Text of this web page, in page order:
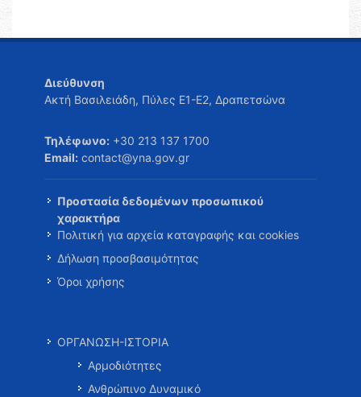
Διεύθυνση
Ακτή Βασιλειάδη, Πύλες Ε1-Ε2, Δραπετσώνα
Τηλέφωνο: +30 213 137 1700
Email: contact@yna.gov.gr
Προστασία δεδομένων προσωπικού
χαρακτήρα
Πολιτική για αρχεία καταγραφής και cookies
Δήλωση προσβασιμότητας
Όροι χρήσης
ΟΡΓΑΝΩΣΗ-ΙΣΤΟΡΙΑ
Αρμοδιότητες
Ανθρώπινο Δυναμικό